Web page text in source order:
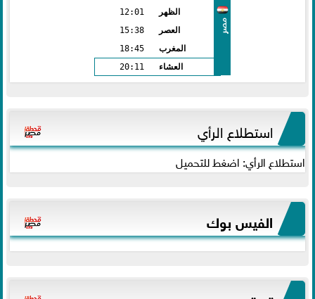
مصر
الظهر
12:01
العصر
15:38
المغرب
18:45
العشاء
20:11
استطلاع الرأي
استطلاع الرأي: اضغط للتحميل
الفيس بوك